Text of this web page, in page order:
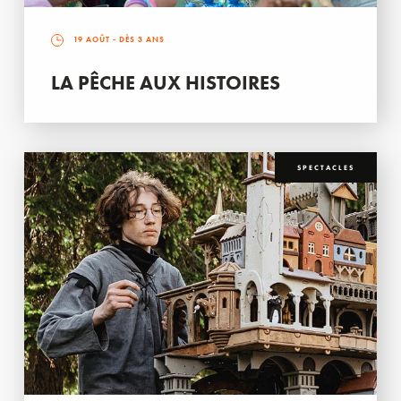
19 AOÛT - DÈS 3 ANS
LA PÊCHE AUX HISTOIRES
SPECTACLES